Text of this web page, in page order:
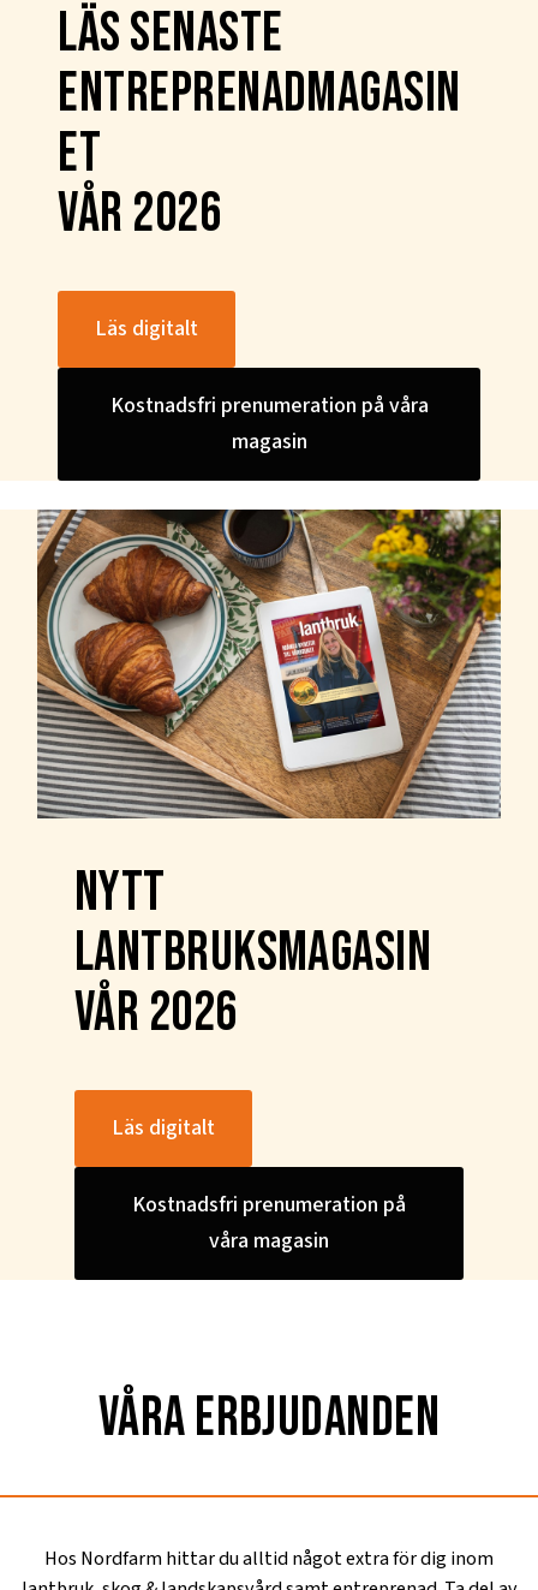
läs senaste
entreprenadmagasin
et
VÅR 2026
Läs digitalt
Kostnadsfri prenumeration på våra
magasin
NYTT
LANTBRUKSMAGASIN
VÅR 2026
Läs digitalt
Kostnadsfri prenumeration på
våra magasin
våra erbjudanden
Hos Nordfarm hittar du alltid något extra för dig inom